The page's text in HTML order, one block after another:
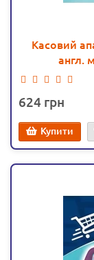
Касовий
англ.
624
Купити